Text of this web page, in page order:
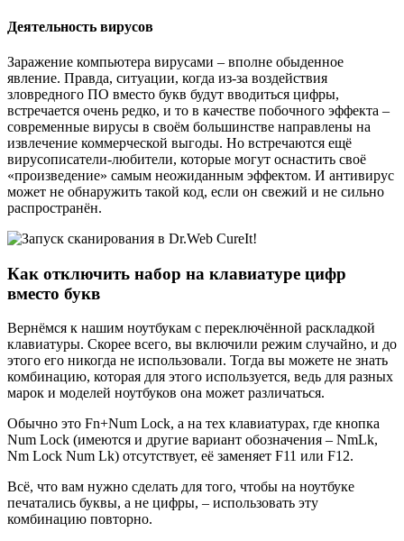
Деятельность вирусов
Заражение компьютера вирусами – вполне обыденное
явление. Правда, ситуации, когда из-за воздействия
зловредного ПО вместо букв будут вводиться цифры,
встречается очень редко, и то в качестве побочного эффекта –
современные вирусы в своём большинстве направлены на
извлечение коммерческой выгоды. Но встречаются ещё
вирусописатели-любители, которые могут оснастить своё
«произведение» самым неожиданным эффектом. И антивирус
может не обнаружить такой код, если он свежий и не сильно
распространён.
Как отключить набор на клавиатуре цифр
вместо букв
Вернёмся к нашим ноутбукам с переключённой раскладкой
клавиатуры. Скорее всего, вы включили режим случайно, и до
этого его никогда не использовали. Тогда вы можете не знать
комбинацию, которая для этого используется, ведь для разных
марок и моделей ноутбуков она может различаться.
Обычно это Fn+Num Lock, а на тех клавиатурах, где кнопка
Num Lock (имеются и другие вариант обозначения – NmLk,
Nm Lock Num Lk) отсутствует, её заменяет F11 или F12.
Всё, что вам нужно сделать для того, чтобы на ноутбуке
печатались буквы, а не цифры, – использовать эту
комбинацию повторно.